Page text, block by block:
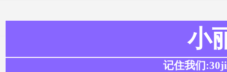
小
记住我们